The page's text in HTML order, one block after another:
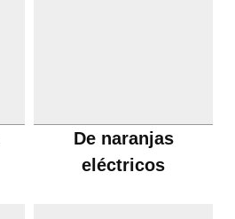
De naranjas
eléctricos